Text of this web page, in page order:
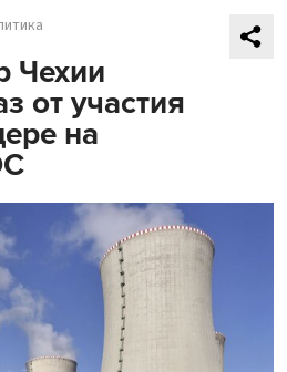
Чехии
от участия
на